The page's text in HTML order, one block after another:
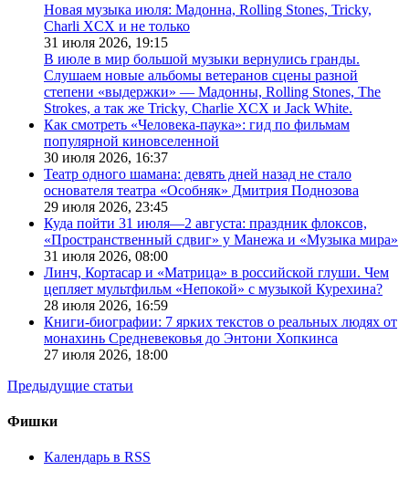
Новая музыка июля: Мадонна, Rolling Stones, Tricky,
Charli XCX и не только
31 июля 2026, 19:15
В июле в мир большой музыки вернулись гранды.
Слушаем новые альбомы ветеранов сцены разной
степени «выдержки» — Мадонны, Rolling Stones, The
Strokes, а так же Tricky, Charlie XCX и Jack White.
Как смотреть «Человека-паука»: гид по фильмам
популярной киновселенной
30 июля 2026, 16:37
Театр одного шамана: девять дней назад не стало
основателя театра «Особняк» Дмитрия Поднозова
29 июля 2026, 23:45
Куда пойти 31 июля—2 августа: праздник флоксов,
«Пространственный сдвиг» у Манежа и «Музыка мира»
31 июля 2026, 08:00
Линч, Кортасар и «Матрица» в российской глуши. Чем
цепляет мультфильм «Непокой» с музыкой Курехина?
28 июля 2026, 16:59
Книги-биографии: 7 ярких текстов о реальных людях от
монахинь Средневековья до Энтони Хопкинса
27 июля 2026, 18:00
Предыдущие статьи
Фишки
Календарь в RSS